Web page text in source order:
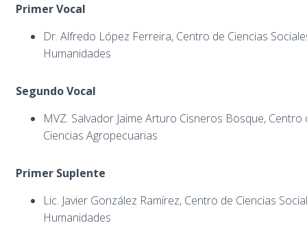
Primer Vocal
Dr. Alfredo López Ferreira, Centro de Ciencias
Humanidades
Segundo Vocal
MVZ. Salvador Jaime Arturo Cisneros Bosque, Centro
Ciencias Agropecuarias
Primer Suplente
Lic. Javier González Ramírez, Centro de Ciencias
Humanidades